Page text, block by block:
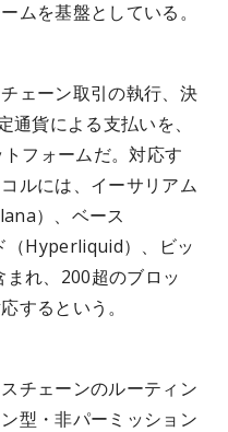
ムを基盤としている。
ェーン取引の執行、決
貨による支払いを、
フォームだ。対応す
ルには、イーサリアム
）、ベース
（Hyperliquid）、ビッ
れ、200超のブロッ
するという。
チェーンのルーティン
型・非パーミッション